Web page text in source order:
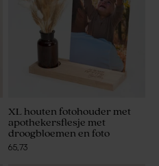
XL houten fotohouder met
apothekersflesje met
droogbloemen en foto
65,73